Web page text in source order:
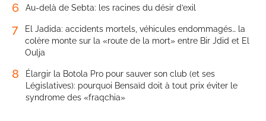
6 Au-delà de Sebta: les racines du désir d’exil
7
El Jadida: accidents mortels, véhicules endommagés… la
colère monte sur la «route de la mort» entre Bir Jdid et El
Oulja
8
Élargir la Botola Pro pour sauver son club (et ses
Législatives): pourquoi Bensaïd doit à tout prix éviter le
syndrome des «fraqchia»